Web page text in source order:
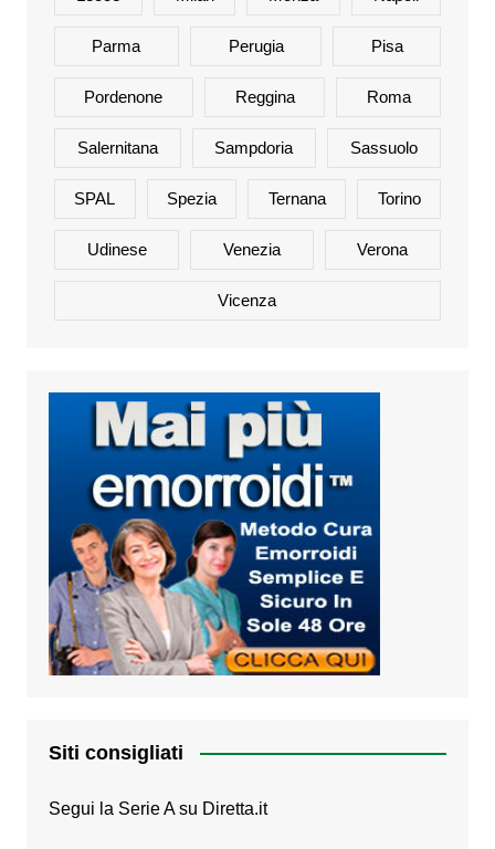
Parma Perugia Pisa
Pordenone Reggina Roma
Salernitana Sampdoria Sassuolo
SPAL Spezia Ternana Torino
Udinese Venezia Verona
Vicenza
Siti consigliati
Segui la Serie A su Diretta.it